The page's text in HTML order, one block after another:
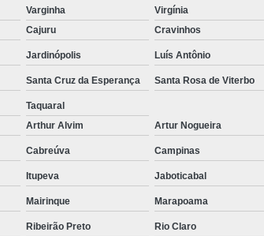
Loja com Moda Masculina
Loja de Moda
Loja Executivo Moda Masculina
Loja
Loja Moda Masculina Online
Loja Moda
Moda Masculina Loja
Moda Atual
Moda Casual Masculina
Moda
Moda Masculina Camisa
Moda Masculina
Moda Masculina Inverno
Moda
Moda Social Masculina
Roupas
Roupas Masculinas
Roupas Masculinas
Varginha Virgínia
Cajuru Cravinhos
Jardinópolis Luís Antônio
Santa Cruz da Esperança Santa Rosa de Viterbo
Taquaral
Arthur Alvim Artur Nogueira
Cabreúva Campinas
Itupeva Jaboticabal
Mairinque Marapoama
Ribeirão Preto Rio Claro